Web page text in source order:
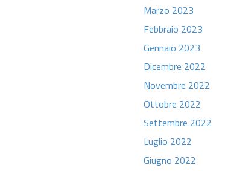
Marzo 2023
Febbraio 2023
Gennaio 2023
Dicembre 2022
Novembre 2022
Ottobre 2022
Settembre 2022
Luglio 2022
Giugno 2022